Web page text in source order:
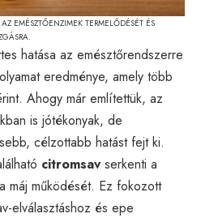
EMÉSZTŐENZIMEK TERMELŐDÉSÉT ÉS
hatása az emésztőrendszerre
eredménye, amely több
Ahogy már említettük, az
is jótékonyak, de
célzottabb hatást fejt ki.
citromsavserkenti a
máj működését. Ez fokozott
elválasztáshoz és epe